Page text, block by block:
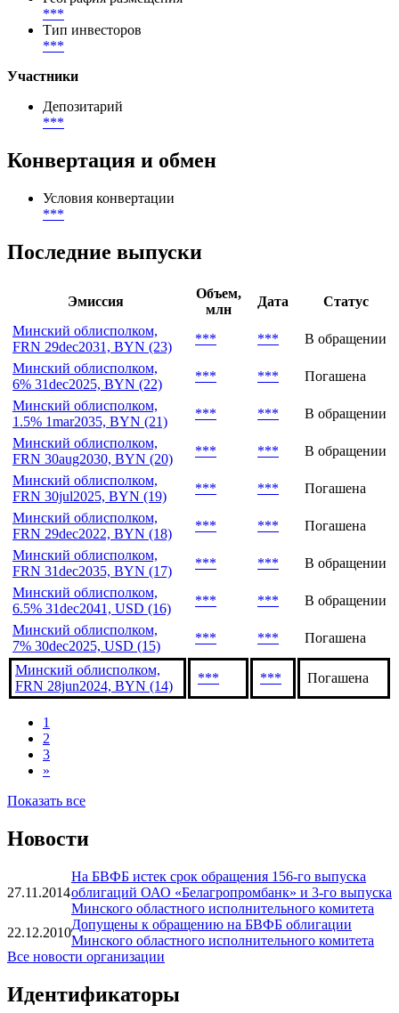
***
Тип инвесторов
***
Участники
Депозитарий
***
Конвертация и обмен
Условия конвертации
***
Последние выпуски
Эмиссия
Объем,
млн
Дата
Статус
Минский облисполком,
FRN 29dec2031, BYN (23)
*** ***
В обращении
Минский облисполком,
6% 31dec2025, BYN (22)
*** ***
Погашена
Минский облисполком,
1.5% 1mar2035, BYN (21)
*** ***
В обращении
Минский облисполком,
FRN 30aug2030, BYN (20)
*** ***
В обращении
Минский облисполком,
FRN 30jul2025, BYN (19)
*** ***
Погашена
Минский облисполком,
FRN 29dec2022, BYN (18)
*** ***
Погашена
Минский облисполком,
FRN 31dec2035, BYN (17)
*** ***
В обращении
Минский облисполком,
6.5% 31dec2041, USD (16)
*** ***
В обращении
Минский облисполком,
7% 30dec2025, USD (15)
*** *** Погашена
Минский облисполком,
FRN 28jun2024, BYN (14)
*** *** Погашена
1
2
3
»
Показать все
Новости
27.11.2014
На БВФБ истек срок обращения 156-го выпуска
облигаций ОАО «Белагропромбанк» и 3-го выпуска
Минского областного исполнительного комитета
22.12.2010
Допущены к обращению на БВФБ облигации
Минского областного исполнительного комитета
Все новости организации
Идентификаторы